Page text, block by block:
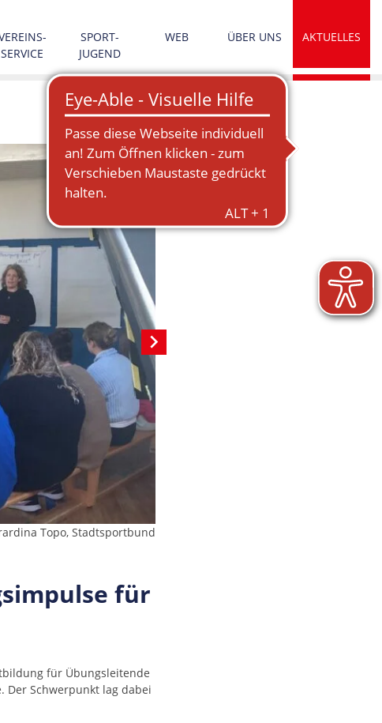
SERVICE
SPORT­
JUGEND
WEB ÜBER UNS AKTUELLES
Topo, Stadtsportbund
für
für Übungsleitende
Schwerpunkt lag dabei